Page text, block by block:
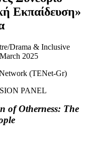
Εκπαίδευση»
Drama & Inclusive
2025
(TENet-Gr)
PANEL
of Otherness: The